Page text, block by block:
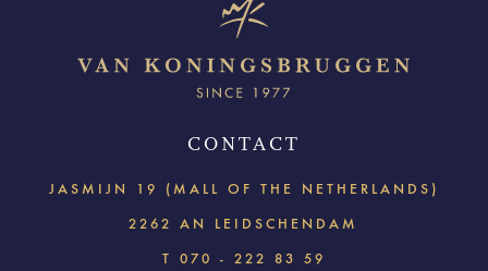
CONTACT
JASMIJN 19 (MALL OF THE NETHERLANDS)
2262 AN LEIDSCHENDAM
T 070 - 222 83 59